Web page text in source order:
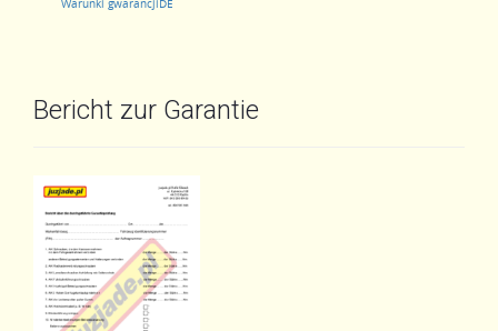
Warunki gwarancjiDE
Bericht zur Garantie